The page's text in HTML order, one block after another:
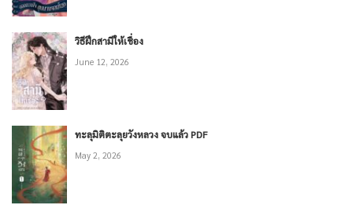
วิธีฝึกสามีให้เชื่อง
June 12, 2026
ทะลุมิติตะลุยวังหลวง จบแล้ว PDF
May 2, 2026